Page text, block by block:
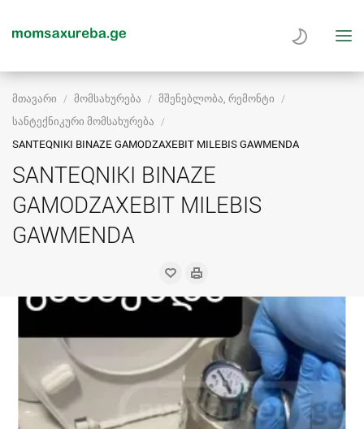
მთავარი მომსახურება
მშენებლობა, რემონტი
სანტექნიკური მომსახურება
SANTEQNIKI BINAZE GAMODZAXEBIT MILEBIS GAWMENDA
SANTEQNIKI BINAZE
GAMODZAXEBIT MILEBIS
GAWMENDA